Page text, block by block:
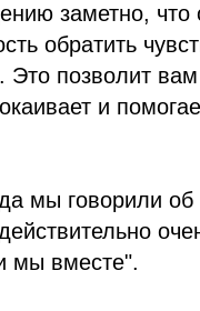
заметно, что
обратить
Это позволит вам
и
мы говорили об
мы вместе".